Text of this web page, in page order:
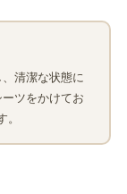
清潔な状態に
ツをかけてお